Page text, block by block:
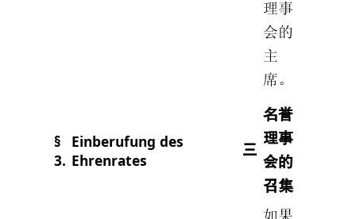
理事
会的
主
席。
§
3.
Einberufung des
Ehrenrates
三
名誉
理事
会的
召集
如果